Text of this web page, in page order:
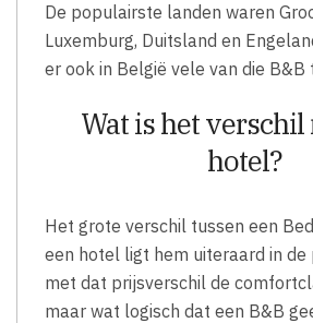
De populairste landen waren
Luxemburg, Duitsland en
er ook in België vele van die B&B
Wat is het verschil
hotel?
Het grote verschil tussen een
een hotel ligt hem uiteraard in de
met dat prijsverschil de
maar wat logisch dat een B&B